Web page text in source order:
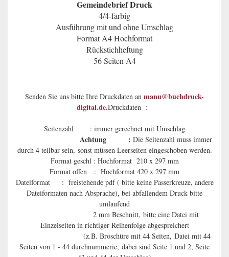
Gemeindebrief Druck
4/4-farbig
Ausführung mit und ohne Umschlag
Format A4 Hochformat
Rückstichheftung
56 Seiten A4
Senden Sie uns bitte Ihre Druckdaten an manu@buchdruck-
digital.de.Druckdaten :
Seitenzahl : immer gerechnet mit Umschlag
Achtung : Die Seitenzahl muss immer
durch 4 teilbar sein, sonst müssen Leerseiten eingeschoben werden.
Format geschl : Hochformat 210 x 297 mm
Format offen : Hochformat 420 x 297 mm
Dateiformat : freistehende pdf ( bitte keine Passerkreuze, andere
Dateiformaten nach Absprache), bei abfallendem Druck bitte
umlaufend
2 mm Beschnitt, bitte eine Datei mit
Einzelseiten in richtiger Reihenfolge abgespreichert
(z.B. Broschüre mit 44 Seiten, Datei mit 44
Seiten von 1 - 44 durchnummerie, dabei sind Seite 1 und 2, Seite